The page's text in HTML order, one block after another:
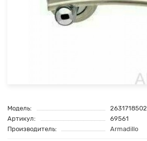
Модель:
2631718502
Артикул:
69561
Производитель:
Armadillo